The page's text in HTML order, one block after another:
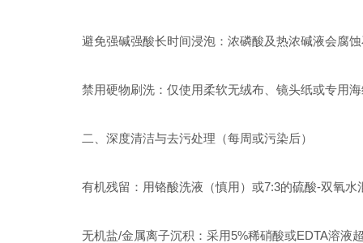
避免强碱强酸长时间浸泡：浓磷酸及热浓碱液会腐蚀
禁用硬物刷洗：仅使用柔软无绒布、镜头纸或专用海
二、深度清洁与去污处理（每周或污染后）
有机残留：用铬酸洗液（慎用）或7:3的硫酸-双氧水
无机盐/金属离子沉积：采用5%稀硝酸或EDTA溶液